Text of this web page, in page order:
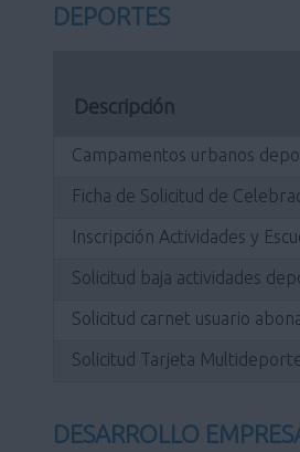
DEPORTES
Descripción
Campamentos urbanos
Ficha de Solicitud de
Inscripción Actividades y
Solicitud baja actividades
Solicitud carnet usuario
Solicitud Tarjeta
DESARROLLO